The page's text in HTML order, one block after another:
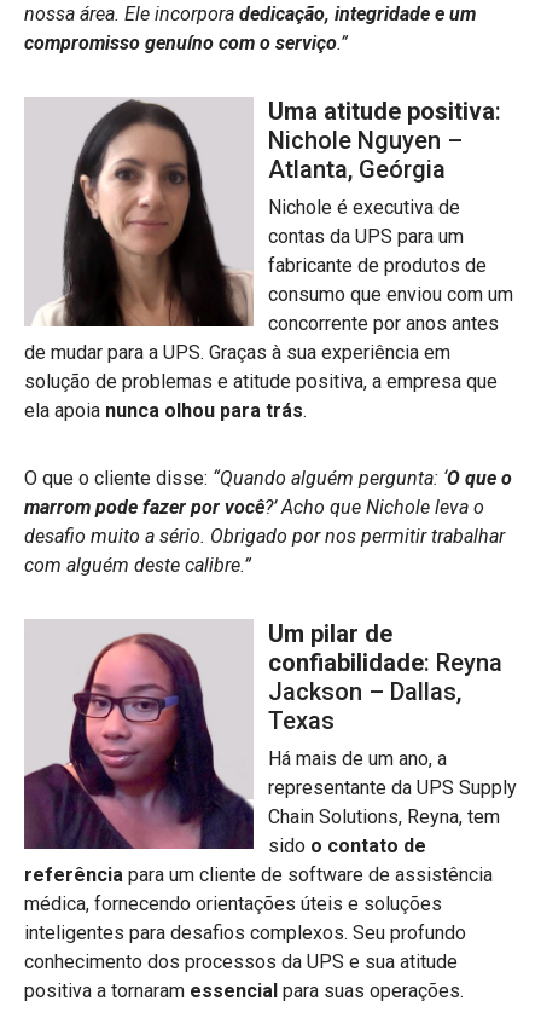
nossa área. Ele incorpora dedicação, integridade e um
compromisso genuíno com o serviço.”
Uma atitude positiva:
Nichole Nguyen –
Atlanta, Geórgia
Nichole é executiva de
contas da UPS para um
fabricante de produtos de
consumo que enviou com um
concorrente por anos antes
de mudar para a UPS. Graças à sua experiência em
solução de problemas e atitude positiva, a empresa que
ela apoia nunca olhou para trás.
O que o cliente disse: “Quando alguém pergunta: ‘O que o
marrom pode fazer por você?’ Acho que Nichole leva o
desafio muito a sério. Obrigado por nos permitir trabalhar
com alguém deste calibre.”
Um pilar de
confiabilidade: Reyna
Jackson – Dallas,
Texas
Há mais de um ano, a
representante da UPS Supply
Chain Solutions, Reyna, tem
sido o contato de
referência para um cliente de software de assistência
médica, fornecendo orientações úteis e soluções
inteligentes para desafios complexos. Seu profundo
conhecimento dos processos da UPS e sua atitude
positiva a tornaram essencial para suas operações.